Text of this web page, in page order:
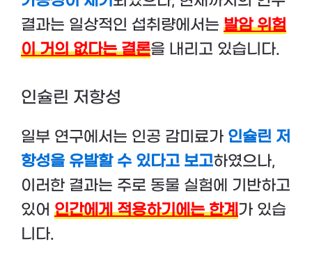
결과는 일상적인 섭취량에서는 발암 위험
이 거의 없다는 결론을 내리고 있습니다.
인슐린 저항성
일부 연구에서는 인공 감미료가 인슐린 저
항성을 유발할 수 있다고 보고하였으나,
이러한 결과는 주로 동물 실험에 기반하고
있어 인간에게 적용하기에는 한계가 있습
니다.